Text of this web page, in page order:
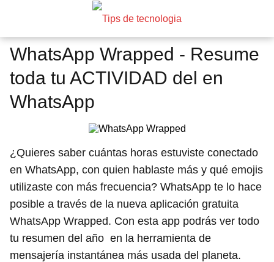
WhatsApp Wrapped - Resume
toda tu ACTIVIDAD del en
WhatsApp
¿Quieres saber cuántas horas estuviste conectado
en WhatsApp, con quien hablaste más y qué emojis
utilizaste con más frecuencia? WhatsApp te lo hace
posible a través de la nueva aplicación gratuita
WhatsApp Wrapped. Con esta app podrás ver todo
tu resumen del año en la herramienta de
mensajería instantánea más usada del planeta.